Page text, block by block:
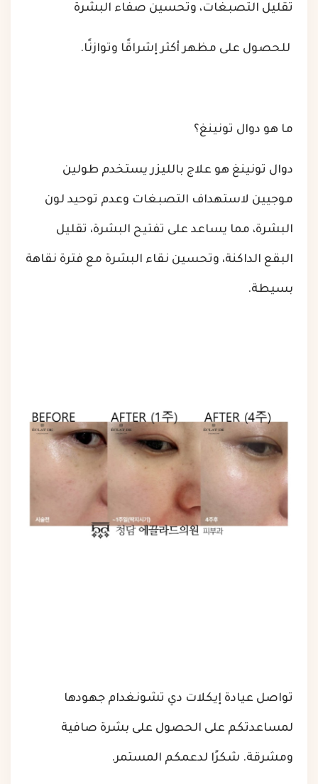
تقليل التصبغات، وتحسين صفاء البشرة
للحصول على مظهر أكثر إشراقًا وتوازنًا.
ما هو دوال تونينغ؟
دوال تونينغ هو علاج بالليزر يستخدم طولين
موجيين لاستهداف التصبغات وعدم توحيد لون
البشرة، مما يساعد على تفتيح البشرة، تقليل
البقع الداكنة، وتحسين نقاء البشرة مع فترة نقاهة
بسيطة.
تواصل عيادة إيكلات دي تشونغدام جهودها
لمساعدتكم على الحصول على بشرة صافية
ومشرقة. شكرًا لدعمكم المستمر.